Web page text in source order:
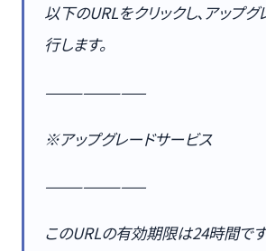
以下のURLをクリックし、アップ
行します。
————————
※アップグレードサービス
————————
このURLの有効期限は24時間で